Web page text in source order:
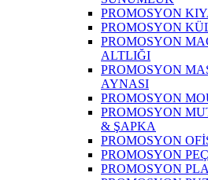
PROMOSYON
PROMOSYON
PROMOSYON
ALTLIĞI
PROMOSYON
AYNASI
PROMOSYON
PROMOSYON
& ŞAPKA
PROMOSYON
PROMOSYON
PROMOSYON